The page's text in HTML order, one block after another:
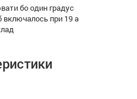
бо один градус
включалось при 19 а